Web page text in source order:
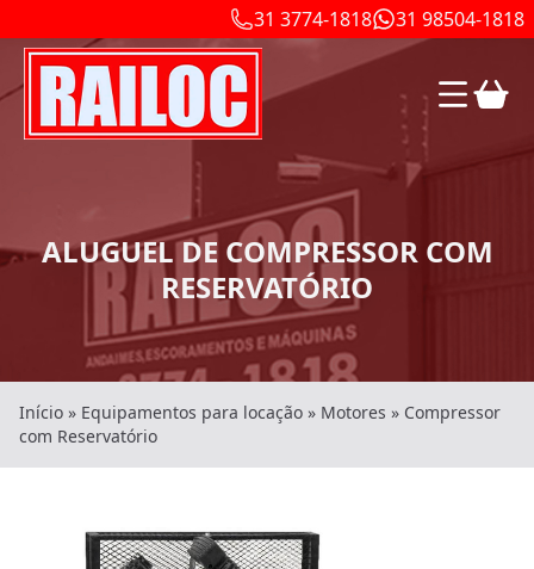
31 3774-1818 31 98504-1818
ALUGUEL DE COMPRESSOR COM
RESERVATÓRIO
Início » Equipamentos para locação » Motores » Compressor
com Reservatório